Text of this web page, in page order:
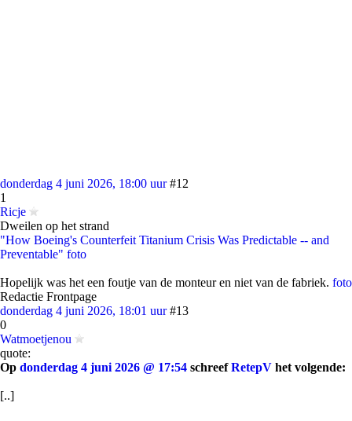
donderdag 4 juni 2026, 18:00 uur #12
1
Ricje
Dweilen op het strand
"How Boeing's Counterfeit Titanium Crisis Was Predictable -- and
Preventable" foto
Hopelijk was het een foutje van de monteur en niet van de fabriek. foto
Redactie Frontpage
donderdag 4 juni 2026, 18:01 uur #13
0
Watmoetjenou
quote:
Op donderdag 4 juni 2026 @ 17:54 schreefRetepV het volgende:
[..]